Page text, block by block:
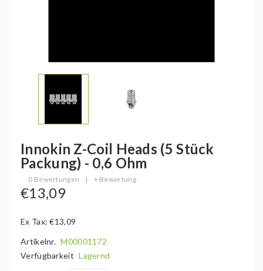
Innokin Z-Coil Heads (5 Stück
Packung) - 0,6 Ohm
0 Bewertungen | + Bewertung
€13,09
Ex Tax: €13,09
Artikelnr. M00001172
Verfügbarkeit Lagernd